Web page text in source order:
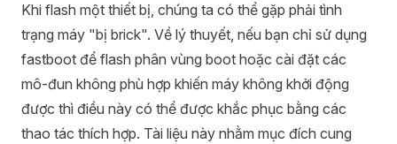
Khi flash một thiết bị, chúng ta có thể gặp phải tình
trạng máy "bị brick". Về lý thuyết, nếu bạn chỉ sử dụng
fastboot để flash phân vùng boot hoặc cài đặt các
mô-đun không phù hợp khiến máy không khởi động
được thì điều này có thể được khắc phục bằng các
thao tác thích hợp. Tài liệu này nhằm mục đích cung